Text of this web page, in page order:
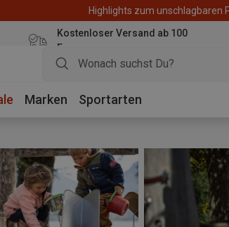
Highlights zum unschlagbaren
Kostenloser Versand ab 100
Euro
Marken Sportarten